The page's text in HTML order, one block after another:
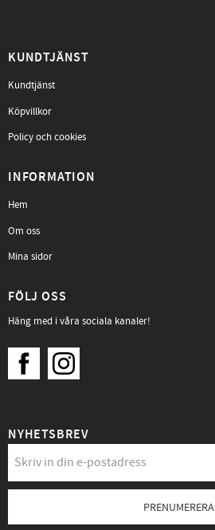
KUNDTJÄNST
Kundtjänst
Köpvillkor
Policy och cookies
INFORMATION
Hem
Om oss
Mina sidor
FÖLJ OSS
Häng med i våra sociala kanaler!
NYHETSBREV
PRENUMERERA